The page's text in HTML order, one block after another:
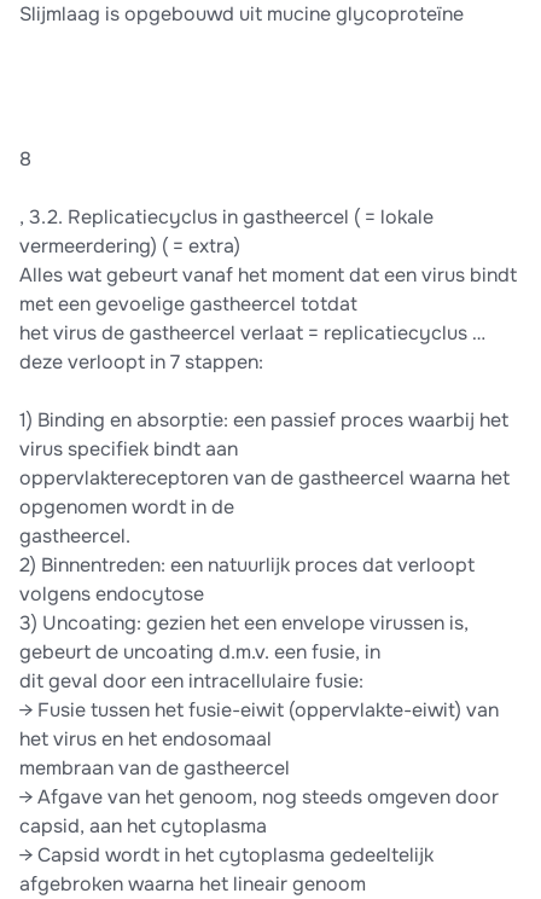
Slijmlaag is opgebouwd uit mucine glycoproteïne
8
, 3.2. Replicatiecyclus in gastheercel ( = lokale
vermeerdering) ( = extra)
Alles wat gebeurt vanaf het moment dat een virus bindt
met een gevoelige gastheercel totdat
het virus de gastheercel verlaat = replicatiecyclus …
deze verloopt in 7 stappen:
1) Binding en absorptie: een passief proces waarbij het
virus specifiek bindt aan
oppervlaktereceptoren van de gastheercel waarna het
opgenomen wordt in de
gastheercel.
2) Binnentreden: een natuurlijk proces dat verloopt
volgens endocytose
3) Uncoating: gezien het een envelope virussen is,
gebeurt de uncoating d.m.v. een fusie, in
dit geval door een intracellulaire fusie:
→ Fusie tussen het fusie-eiwit (oppervlakte-eiwit) van
het virus en het endosomaal
membraan van de gastheercel
→ Afgave van het genoom, nog steeds omgeven door
capsid, aan het cytoplasma
→ Capsid wordt in het cytoplasma gedeeltelijk
afgebroken waarna het lineair genoom